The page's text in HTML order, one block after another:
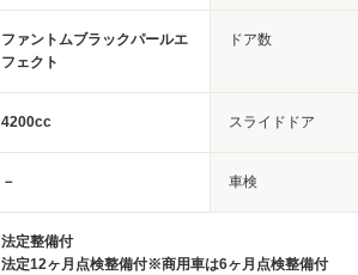
ファントムブラックパールエ
フェクト
ドア数
4200cc スライドドア
－ 車検
法定整備付
法定12ヶ月点検整備付※商用車は6ヶ月点検整備付